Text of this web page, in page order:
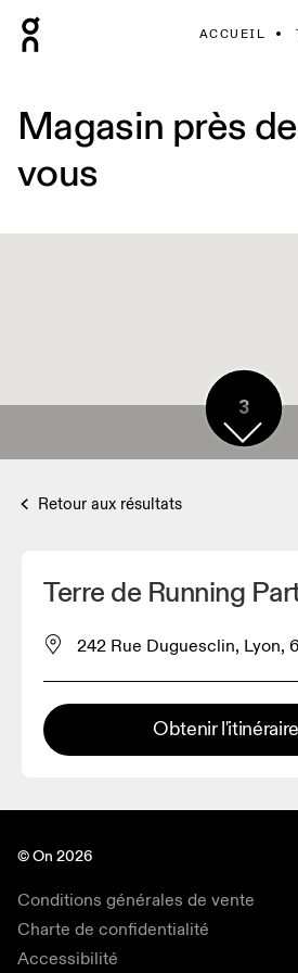
ACCUEIL
Magasin près
vous
3
Retour aux résultats
Terre de Running
242 Rue Duguesclin, Lyon,
Obtenir l'itinéraire
© On 2026
Conditions générales de vente
Charte de confidentialité
Accessibilité